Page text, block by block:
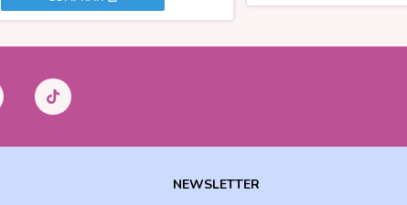
NEWSLETTER